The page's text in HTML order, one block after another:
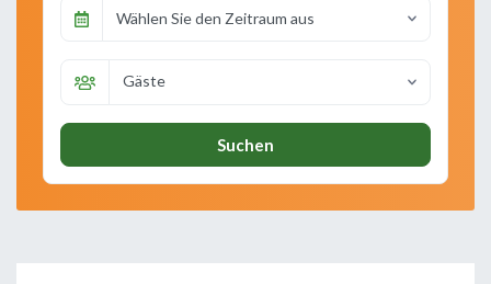
Wählen Sie den Zeitraum aus
Gäste
Suchen